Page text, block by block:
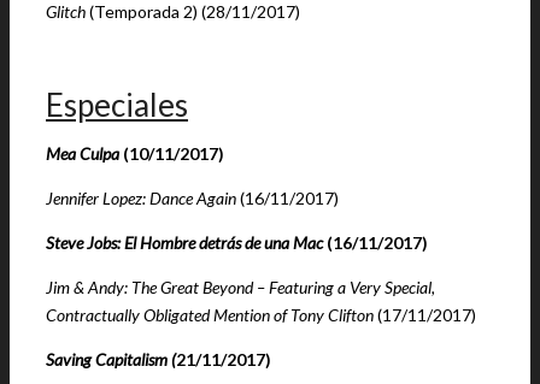
Glitch(Temporada 2) (28/11/2017)
Especiales
Mea Culpa (10/11/2017)
Jennifer Lopez: Dance Again(16/11/2017)
Steve Jobs: El Hombre detrás de una Mac(16/11/2017)
Jim & Andy: The Great Beyond – Featuring a Very Special,
Contractually Obligated Mention of Tony Clifton(17/11/2017)
Saving Capitalism (21/11/2017)